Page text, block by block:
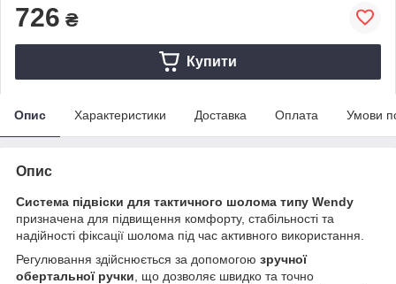
726 ₴
Купити
Опис Характеристики Доставка Оплата Умови
Опис
Система підвіски для тактичного шолома типу Wendy
призначена для підвищення комфорту, стабільності та
надійності фіксації шолома під час активного використання.
Регулювання здійснюється за допомогою зручної
обертальної ручки , що дозволяє швидко та точно